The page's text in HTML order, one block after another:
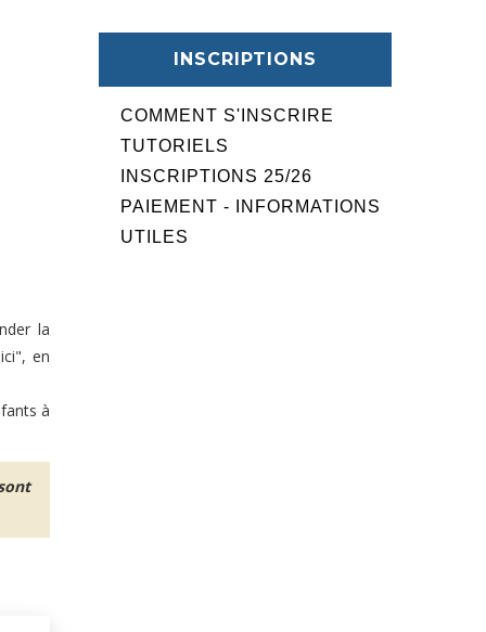
la
en
à
INSCRIPTIONS
COMMENT S'INSCRIRE
TUTORIELS
INSCRIPTIONS 25/26
PAIEMENT - INFORMATIONS
UTILES